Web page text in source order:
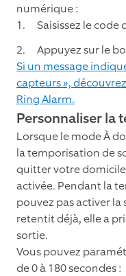
numérique :
Saisissez le
Appuyez sur le
Si un message
capteurs »,
Ring Alarm.
Personnaliser la
Lorsque le mode À
la temporisation de
quitter votre
activée. Pendant la
pouvez pas activer la
retentit déjà, elle a
sortie.
Vous pouvez
de 0 à 180 secondes :